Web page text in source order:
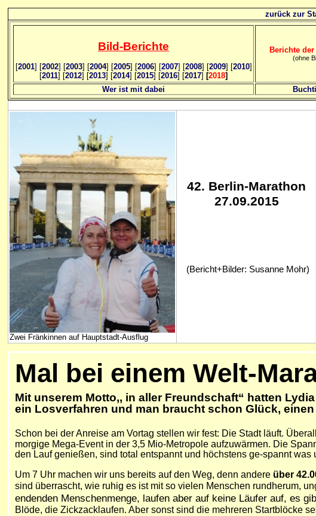
zurück zur
Bild-Berichte
[2001] [2002] [2003] [2004] [2005] [2006] [2007] [2008] [2009] [2010]
[2011] [2012] [2013] [2014] [2015] [2016] [2017] [2018]
Berichte
(ohne
Wer ist mit dabei
Zwei Fränkinnen auf Hauptstadt-Ausflug
42. Berlin-Marathon
27.09.2015
(Bericht+Bilder: Susanne Mohr)
Mal bei einem Welt-
Mit unserem Motto,, in aller Freundschaft“ hatten
ein Losverfahren und man braucht schon Glück,
Schon bei der Anreise am Vortag stellen wir fest: Die Stadt läuft. Ü
morgige Mega-Event in der 3,5 Mio-Metropole aufzuwärmen. Die
den Lauf genießen, sind total entspannt und höchstens ge-spannt was
Um 7 Uhr machen wir uns bereits auf den Weg, denn andere über
sind überrascht, wie ruhig es ist mit so vielen Menschen rundherum,
endenden Menschenmenge, laufen aber auf keine Läufer auf, es
Blöde, die Zickzacklaufen. Aber sonst sind die mehreren Startblöcke